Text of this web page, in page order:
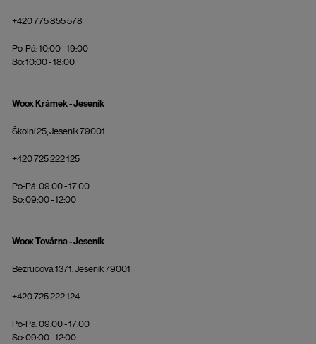
+420 775 855 578
Po-Pá: 10:00 - 19:00
So: 10:00 - 18:00
Woox Krámek - Jeseník
Školní 25, Jeseník 79001
+420 725 222 125
Po-Pá: 09:00 - 17:00
So: 09:00 - 12:00
Woox Továrna - Jeseník
Bezručova 1371, Jeseník 79001
+420 725 222 124
Po-Pá: 09:00 - 17:00
So: 09:00 - 12:00